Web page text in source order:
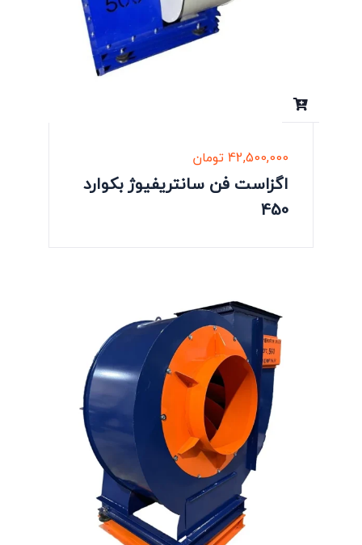
42,500,000تومان
اگزاست فن سانتریفیوژ بکوارد
450